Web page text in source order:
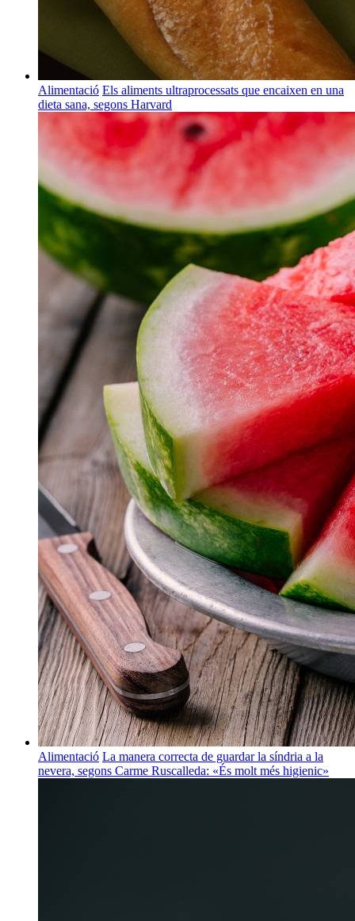
Alimentació Els aliments ultraprocessats que encaixen en una
dieta sana, segons Harvard
Alimentació La manera correcta de guardar la síndria a la
nevera, segons Carme Ruscalleda: «És molt més higienic»